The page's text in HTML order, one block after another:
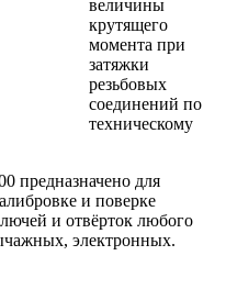
величины
крутящего
момента при
затяжки
резьбовых
соединений по
техническому
предназначено для
и поверке
и отвёрток любого
электронных.